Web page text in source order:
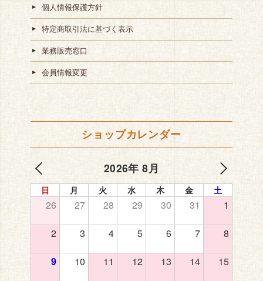
個人情報保護方針
特定商取引法に基づく表示
業務販売窓口
会員情報変更
ショップカレンダー
2026年 8月
日 月 火 水 木 金 土
26 27 28 29 30 31 1
2 3 4 5 6 7 8
9 10 11 12 13 14 15